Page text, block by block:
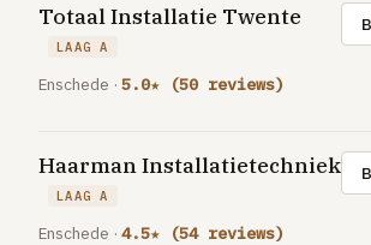
Totaal Installatie Twente
LAAG A
Enschede · 5.0★ (50 reviews)
Haarman Installatietechniek
LAAG A
Enschede · 4.5★ (54 reviews)